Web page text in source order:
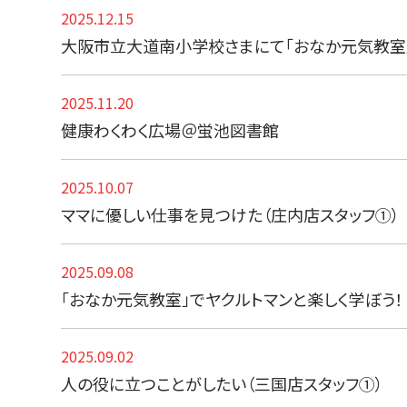
2025.12.15
大阪市立大道南小学校さまにて「おなか元気教
2025.11.20
健康わくわく広場＠蛍池図書館
2025.10.07
ママに優しい仕事を見つけた（庄内店スタッフ①）
2025.09.08
「おなか元気教室」でヤクルトマンと楽しく学ぼう！
2025.09.02
人の役に立つことがしたい（三国店スタッフ①）